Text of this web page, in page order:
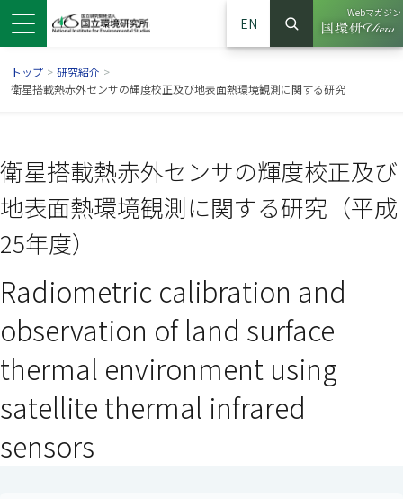
ウで開きます）
ンドウで開きます）
ウインドウで開きます）
EN
サイト内検索
検索
Webマガジン
（別ウイ
トップ > 研究紹介 >
衛星搭載熱赤外センサの輝度校正及び地表面熱環境観測に関する研究
衛星搭載熱赤外センサの輝度校正及び
地表面熱環境観測に関する研究（平成
25年度）
Radiometric calibration and
observation of land surface
thermal environment using
satellite thermal infrared
sensors